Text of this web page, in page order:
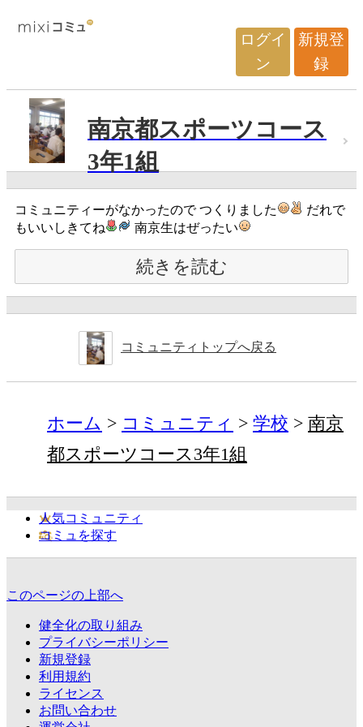
ログイ
ン
新規登
録
南京都スポーツコース
3年1組
コミュニティーがなかったので つくりました
だれで
もいいしきてね
南京生はぜったい
続きを読む
コミュニティトップへ戻る
ホーム コミュニティ 学校
南京
都スポーツコース3年1組
人気コミュニティ
コミュを探す
このページの上部へ
健全化の取り組み
プライバシーポリシー
新規登録
利用規約
ライセンス
お問い合わせ